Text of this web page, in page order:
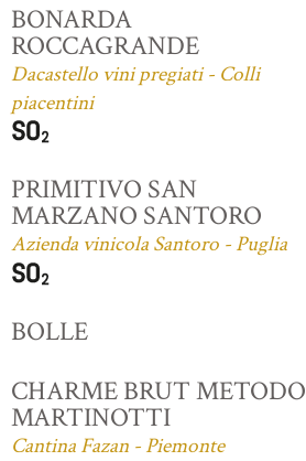
BONARDA
ROCCAGRANDE
Dacastello vini pregiati - Colli
piacentini
PRIMITIVO SAN
MARZANO SANTORO
Azienda vinicola Santoro - Puglia
BOLLE
CHARME BRUT METODO
MARTINOTTI
Cantina Fazan - Piemonte